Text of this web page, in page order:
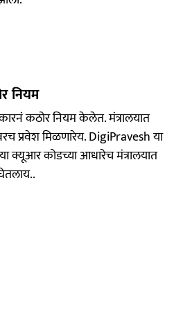
नियम
कठोर नियम केलेत. मंत्रालयात
प्रवेश मिळणारेय. DigiPravesh या
क्यूआर कोडच्या आधारेच मंत्रालयात